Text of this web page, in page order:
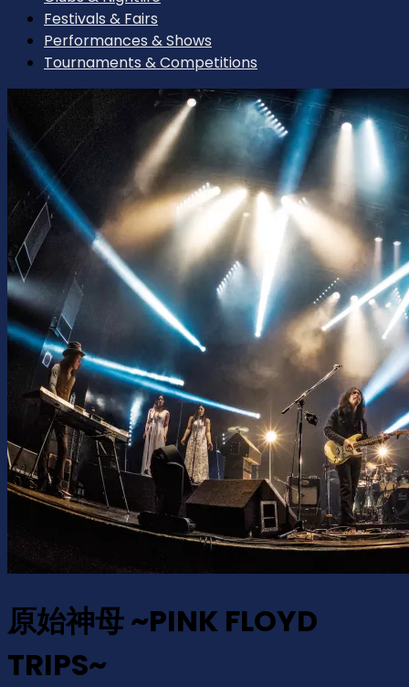
Festivals & Fairs
Performances & Shows
Tournaments & Competitions
原始神母 ~PINK FLOYD
TRIPS~